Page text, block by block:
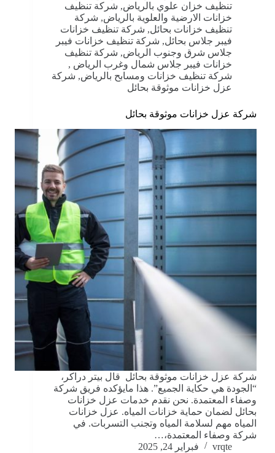
تنظيف خزان علوي بالرياض, شركة تنظيف
خزانات الارضية والعلوية بالرياض, شركة
تنظيف خزانات بحائل, شركة تنظيف خزانات
فيبر جلاس بحائل, شركة تنظيف خزانات فيبر
جلاس شرق وجنوب الرياض, شركة تنظيف
خزانات فيبر جلاس شمال وغرب الرياض ,
شركة تنظيف خزانات ومسابح بالرياض, شركة
عزل خزانات موثوقة بحائل
شركة عزل خزانات موثوقة بحائل
شركة عزل خزانات موثوقة بحائل قال بيتر دراكر،
“الجودة هي حكاية الجميع”. هذا مايؤكده فريق شركة
وصفاء المعتمدة. نحن نقدم خدمات عزل خزانات
بحائل لضمان حماية خزانات المياه. عزل خزانات
المياه مهم لسلامة المياه وتجنب التسربات. في
شركة وصفاء المعتمدة،…
vrqte
فبراير 24, 2025